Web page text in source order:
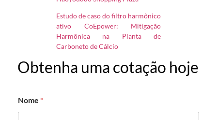
Estudo de caso do filtro harmônico
ativo CoEpower: Mitigação
Harmônica na Planta de
Carboneto de Cálcio
Obtenha uma cotação hoje
Nome *